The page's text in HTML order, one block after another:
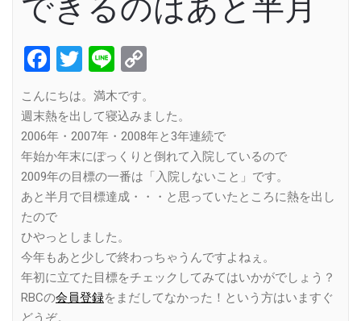
できるのはあと半月
Facebook
Twitter
Line
こんにちは。満木です。
週末熱を出して寝込みました。
2006年・2007年・2008年と3年連続で
年始か年末にぽっくりと倒れて入院しているので
2009年の目標の一番は「入院しないこと」です。
あと半月で目標達成・・・と思っていたところに熱を出し
たので
ひやっとしました。
今年もあと少しで終わっちゃうんですよねぇ。
年初に立てた目標をチェックしてみてはいかがでしょう？
RBCの会員登録をまだしてなかった！という方はいますぐ
どうぞ。